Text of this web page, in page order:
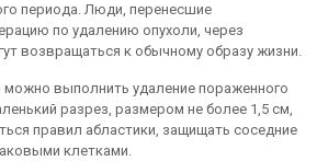
периода. Люди, перенесшие
по удалению опухоли, через
возвращаться к обычному образу жизни.
выполнить удаление пораженного
разрез, размером не более 1,5 см,
правил абластики, защищать соседние
клетками.